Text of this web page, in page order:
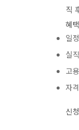
직
혜
일
실
고
자
신